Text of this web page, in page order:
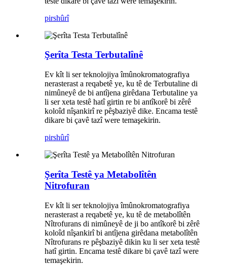
pirshûrî
Şerîta Testa Terbutalînê
Ev kît li ser teknolojiya îmûnokromatografiya
nerasterast a reqabetê ye, ku tê de Terbutaline di
nimûneyê de bi antîjena girêdana Terbutaline ya
li ser xeta testê hatî girtin re bi antîkorê bi zêrê
koloîd nîşankirî re pêşbaziyê dike. Encama testê
dikare bi çavê tazî were temaşekirin.
pirshûrî
Şerîta Testê ya Metabolîtên
Nitrofuran
Ev kît li ser teknolojiya îmûnokromatografiya
nerasterast a reqabetê ye, ku tê de metabolîtên
Nîtrofurans di nimûneyê de ji bo antîkorê bi zêrê
koloîd nîşankirî bi antîjena girêdana metabolîtên
Nîtrofurans re pêşbaziyê dikin ku li ser xeta testê
hatî girtin. Encama testê dikare bi çavê tazî were
temaşekirin.